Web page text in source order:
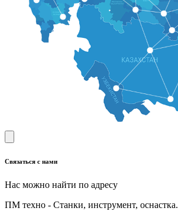
Связаться с нами
Нас можно найти по адресу
ПМ техно - Станки, инструмент, оснастка.